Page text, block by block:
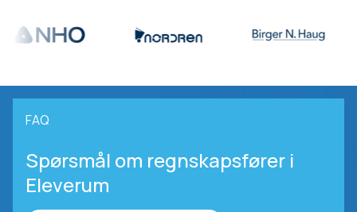
FAQ
Spørsmål om regnskapsfører i
Eleverum